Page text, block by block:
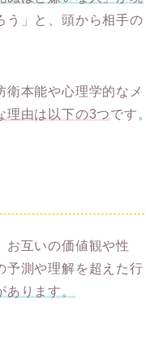
う」と、頭から相手の
本能や心理学的なメ
理由は以下の3つです。
お互いの価値観や性
予測や理解を超えた行
ります。